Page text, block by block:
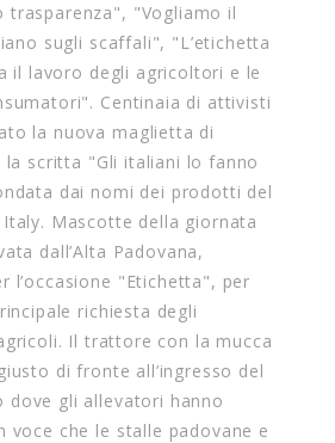
trasparenza", "Vogliamo il
sugli scaffali", "L’etichetta
il lavoro degli agricoltori e le
Centinaia di attivisti
la nuova maglietta di
la scritta "Gli italiani lo fanno
dai nomi dei prodotti del
Mascotte della giornata
dall’Alta Padovana,
l’occasione "Etichetta", per
richiesta degli
Il trattore con la mucca
di fronte all’ingresso del
dove gli allevatori hanno
voce che le stalle padovane e